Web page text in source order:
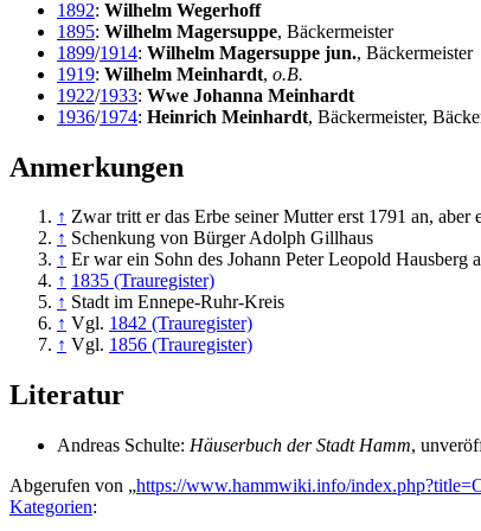
1892: Wilhelm Wegerhoff
1895: Wilhelm Magersuppe, Bäckermeister
1899/1914: Wilhelm Magersuppe jun., Bäckermeister
1919: Wilhelm Meinhardt, o.B.
1922/1933: Wwe Johanna Meinhardt
1936/1974: Heinrich Meinhardt, Bäckermeister,
Anmerkungen
↑ Zwar tritt er das Erbe seiner Mutter erst 1791 an,
↑ Schenkung von Bürger Adolph Gillhaus
↑ Er war ein Sohn des Johann Peter Leopold
↑ 1835 (Trauregister)
↑ Stadt im Ennepe-Ruhr-Kreis
↑ Vgl. 1842 (Trauregister)
↑ Vgl. 1856 (Trauregister)
Literatur
Andreas Schulte: Häuserbuch der Stadt Hamm,
Abgerufen von „https://www.hammwiki.info/
Kategorien: